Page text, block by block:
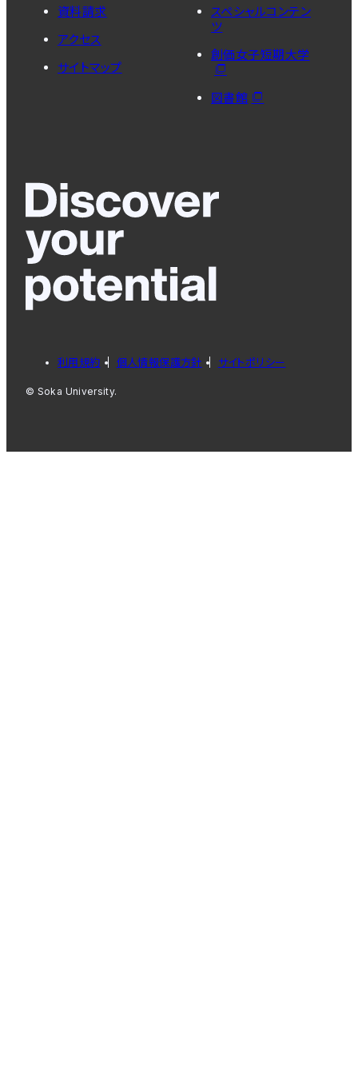
資料請求
アクセス
サイトマップ
スペシャルコンテン
ツ
創価女子短期大学
図書館
利用規約 個人情報保護方針 サイトポリシー
© Soka University.